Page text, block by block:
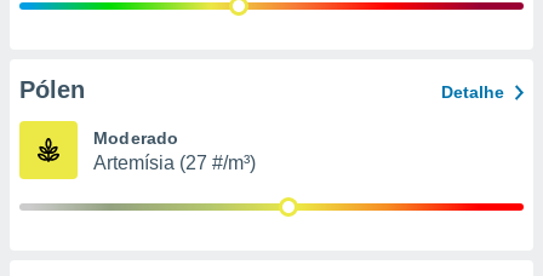
Pólen Detalhe
Moderado
Artemísia (27 #/m³)